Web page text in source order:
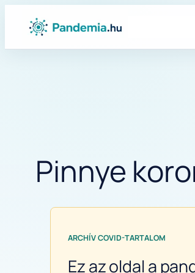
Ugrás
tartalomhoz
Pinnye
ARCHÍV COVID-TARTALOM
Ez az oldal a